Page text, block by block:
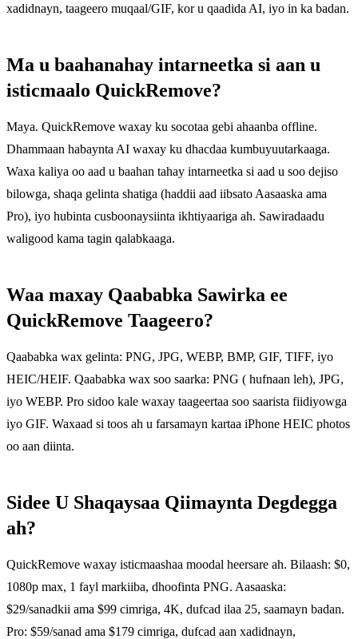
xadidnayn, taageero muqaal/GIF, kor u qaadida AI, iyo in ka badan.
Ma u baahanahay intarneetka si aan u
isticmaalo QuickRemove?
Maya. QuickRemove waxay ku socotaa gebi ahaanba offline.
Dhammaan habaynta AI waxay ku dhacdaa kumbuyuutarkaaga.
Waxa kaliya oo aad u baahan tahay intarneetka si aad u soo dejiso
bilowga, shaqa gelinta shatiga (haddii aad iibsato Aasaaska ama
Pro), iyo hubinta cusboonaysiinta ikhtiyaariga ah. Sawiradaadu
waligood kama tagin qalabkaaga.
Waa maxay Qaababka Sawirka ee
QuickRemove Taageero?
Qaababka wax gelinta: PNG, JPG, WEBP, BMP, GIF, TIFF, iyo
HEIC/HEIF. Qaababka wax soo saarka: PNG ( hufnaan leh), JPG,
iyo WEBP. Pro sidoo kale waxay taageertaa soo saarista fiidiyowga
iyo GIF. Waxaad si toos ah u farsamayn kartaa iPhone HEIC photos
oo aan diinta.
Sidee U Shaqaysaa Qiimaynta Degdegga
ah?
QuickRemove waxay isticmaashaa moodal heersare ah. Bilaash: $0,
1080p max, 1 fayl markiiba, dhoofinta PNG. Aasaaska:
$29/sanadkii ama $99 cimriga, 4K, dufcad ilaa 25, saamayn badan.
Pro: $59/sanad ama $179 cimriga, dufcad aan xadidnayn,